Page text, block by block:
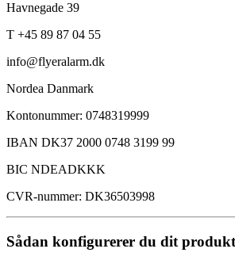
Havnegade 39
T +45 89 87 04 55
info@flyeralarm.dk
Nordea Danmark
Kontonummer: 0748319999
IBAN DK37 2000 0748 3199 99
BIC NDEADKKK
CVR-nummer: DK36503998
Sådan konfigurerer du dit produkt